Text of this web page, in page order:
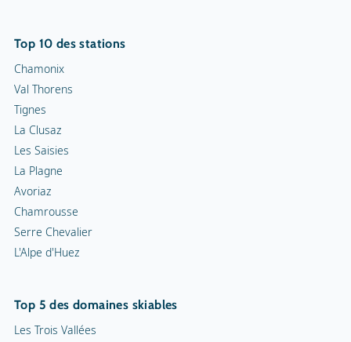
Top 10 des stations
Chamonix
Val Thorens
Tignes
La Clusaz
Les Saisies
La Plagne
Avoriaz
Chamrousse
Serre Chevalier
L'Alpe d'Huez
Top 5 des domaines skiables
Les Trois Vallées